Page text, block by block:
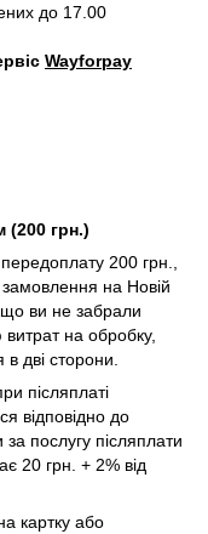
до 17.00
Wayforpay
(200 грн.)
200 грн.,
на Новій
ви не забрали
на обробку,
дві сторони.
післяплаті
відповідно до
за послугу післяплати
20 грн. + 2% від
картку або